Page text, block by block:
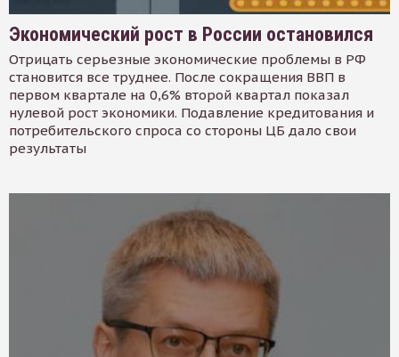
Экономический рост в России остановился
Отрицать серьезные экономические проблемы в РФ
становится все труднее. После сокращения ВВП в
первом квартале на 0,6% второй квартал показал
нулевой рост экономики. Подавление кредитования и
потребительского спроса со стороны ЦБ дало свои
результаты